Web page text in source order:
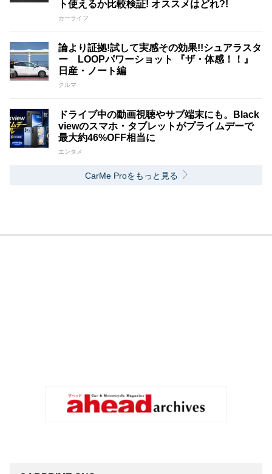
ト使えるか比較検証! オススメはどれ?!
カーライフ
論より証拠!試して実感その効果!!シュアラスタ
ー LOOPパワーショット 『ザ・体感！！』
日産・ノート編
クルマ
ドライブ中の動画視聴やサブ端末にも。Black
viewのスマホ・タブレットがプライムデーで
最大約46%OFF相当に
エンタメ
CarMe Proをもっと見る